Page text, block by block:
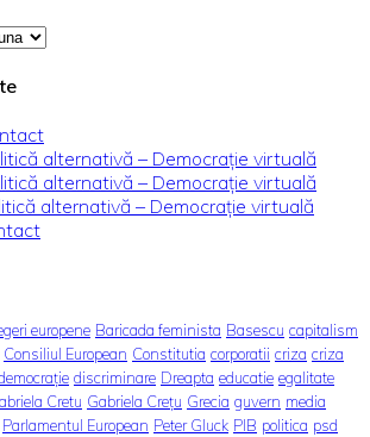
alternativă – Democraţie virtuală
alternativă – Democraţie virtuală
alternativă – Democraţie virtuală
europene Baricada feminista Basescu capitalism
Consiliul European Constitutia corporatii criza criza
discriminare Dreapta educatie egalitate
Cretu Gabriela Crețu Grecia guvern media
Parlamentul European Peter Gluck PIB politica psd